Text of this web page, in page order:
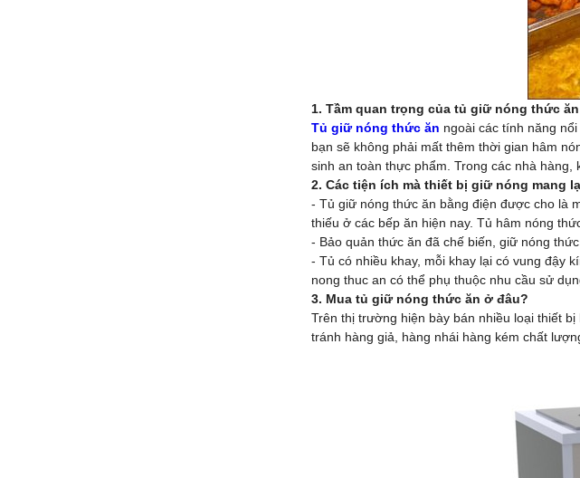
1. Tầm quan trọng của tủ giữ nóng thức ăn
Tủ giữ nóng thức ăn ngoài các tính năng
bạn sẽ không phải mất thêm thời gian hâm
sinh an toàn thực phẩm. Trong các nhà
2. Các tiện ích mà thiết bị giữ nóng mang
- Tủ giữ nóng thức ăn bằng điện được cho là
thiếu ở các bếp ăn hiện nay. Tủ hâm nóng
- Bảo quản thức ăn đã chế biến, giữ nóng
- Tủ có nhiều khay, mỗi khay lại có vung đậy
nong thuc an có thể phụ thuộc nhu cầu sử
3. Mua tủ giữ nóng thức ăn ở đâu?
Trên thị trường hiện bày bán nhiều loại thiết
tránh hàng giả, hàng nhái hàng kém chất